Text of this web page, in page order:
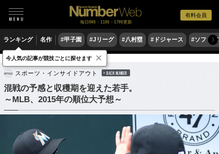
有料会員
毎日6時・11時・17時更新
ランキング 名作 #甲子園 #Jリーグ #八村塁 #ドジャース #ソフト〉
野球 MLB
スポーツ・インサイドアウト BACK NUMBER
混戦の予感と収穫期を迎えた若手。
～MLB、2015年の順位大予想～
今人気の記事が競技ごとに探せます ×